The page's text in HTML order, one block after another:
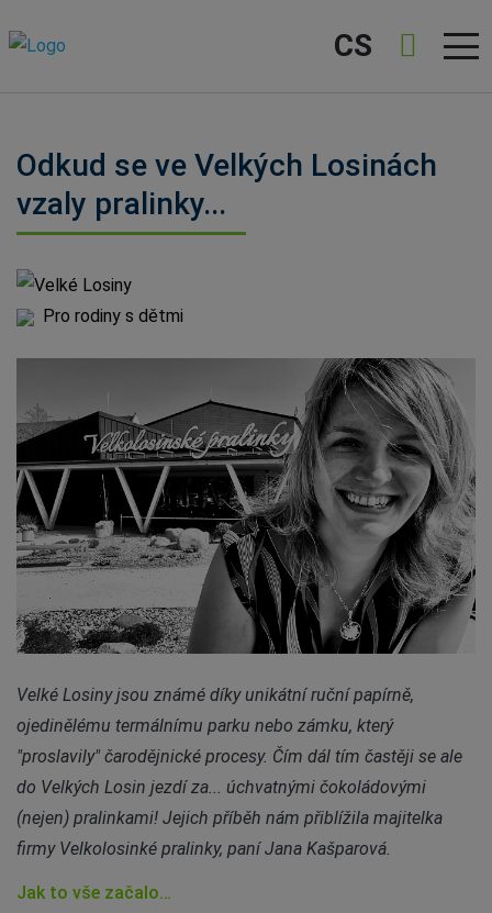
CS
Odkud se ve Velkých Losinách
vzaly pralinky...
Velké Losiny
Pro rodiny s dětmi
Velké Losiny jsou známé díky unikátní ruční papírně,
ojedinělému termálnímu parku nebo zámku, který
"proslavily" čarodějnické procesy. Čím dál tím častěji se ale
do Velkých Losin jezdí za... úchvatnými čokoládovými
(nejen) pralinkami! Jejich příběh nám přiblížila majitelka
firmy Velkolosinké pralinky, paní Jana Kašparová.
Jak to vše začalo…